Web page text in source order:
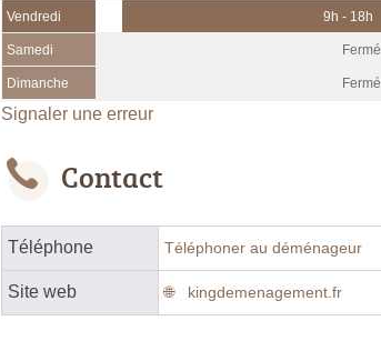
Vendredi 9h - 18h
Samedi Fermé
Dimanche Fermé
Signaler une erreur
Contact
Téléphone Téléphoner au déménageur
Site web kingdemenagement.fr